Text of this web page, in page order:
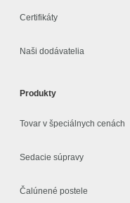
Certifikáty
Naši dodávatelia
Produkty
Tovar v špeciálnych cenách
Sedacie súpravy
Čalúnené postele